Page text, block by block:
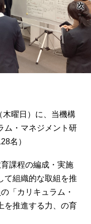
次
曜日）に、当機構
ム・マネジメント研
名）
課程の編成・実施
て組織的な取組を推
「カリキュラム・
を推進する力、の育